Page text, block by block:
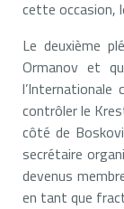
cette occasion,
Le deuxième
Ormanov et
l’Internationale
contrôler le
côté de
secrétaire
devenus
en tant que